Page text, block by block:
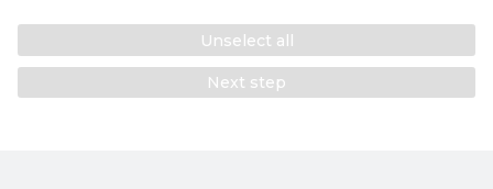
Unselect all
Next step